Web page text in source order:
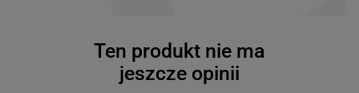
Ten produkt nie ma
jeszcze opinii